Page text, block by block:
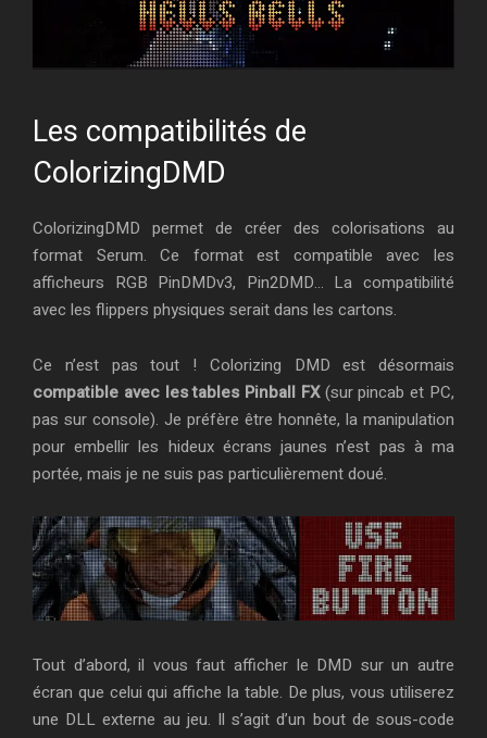
Les compatibilités de
ColorizingDMD
ColorizingDMD permet de créer des colorisations au
format Serum. Ce format est compatible avec les
afficheurs RGB PinDMDv3, Pin2DMD… La compatibilité
avec les flippers physiques serait dans les cartons.
Ce n’est pas tout ! Colorizing DMD est désormais
compatible avec les tables Pinball FX(sur pincab et PC,
pas sur console). Je préfère être honnête, la manipulation
pour embellir les hideux écrans jaunes n’est pas à ma
portée, mais je ne suis pas particulièrement doué.
Tout d’abord, il vous faut afficher le DMD sur un autre
écran que celui qui affiche la table. De plus, vous utiliserez
une DLL externe au jeu. Il s’agit d’un bout de sous-code